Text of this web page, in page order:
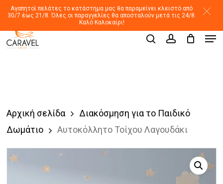
Αγαπητοί πελάτες το κατάστημα μας θα παραμείνει κλειστό από
30/7 έως 21/8. Όλες οι παραγγελίες θα αποσταλούν μετά τις 24/8.
Καλό Καλοκαίρι!
Skip
mainProducts
search
searchaccount
Αρχική σελίδα
Διακόσμηση για το Παιδικό
Δωμάτιο
Αυτοκόλλητο Τοίχου Λαγουδάκι